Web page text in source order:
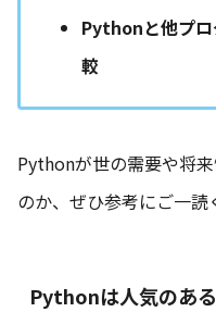
Pythonと他プロ
較
Pythonが世の需要や将
のか、ぜひ参考にご一読
Pythonは人気のあ